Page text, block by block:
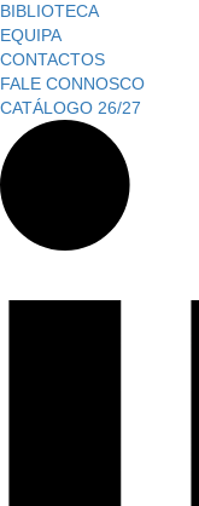
BIBLIOTECA
EQUIPA
CONTACTOS
FALE CONNOSCO
CATÁLOGO 26/27